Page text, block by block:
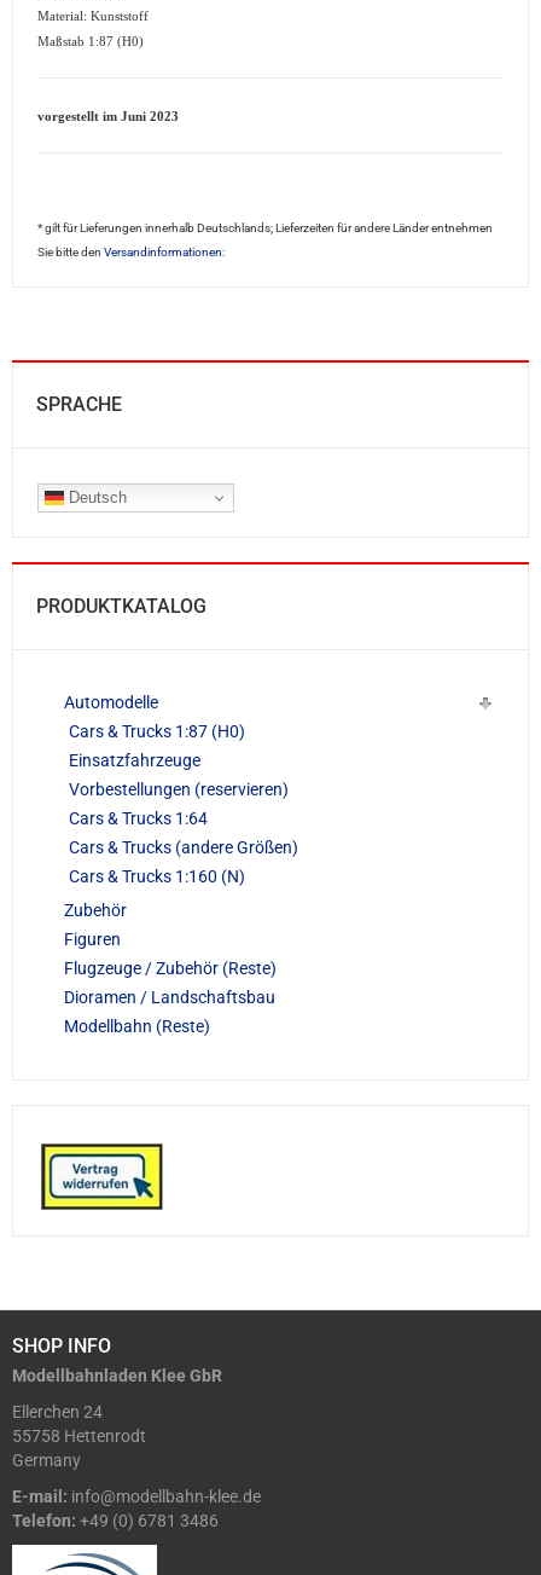
Material: Kunststoff
Maßstab 1:87 (H0)
vorgestellt im Juni 2023
* gilt für Lieferungen innerhalb Deutschlands; Lieferzeiten für andere Länder entnehmen
Sie bitte den Versandinformationen:
SPRACHE
Deutsch
PRODUKTKATALOG
Automodelle
Cars & Trucks 1:87 (H0)
Einsatzfahrzeuge
Vorbestellungen (reservieren)
Cars & Trucks 1:64
Cars & Trucks (andere Größen)
Cars & Trucks 1:160 (N)
Zubehör
Figuren
Flugzeuge / Zubehör (Reste)
Dioramen / Landschaftsbau
Modellbahn (Reste)
SHOP INFO
Modellbahnladen Klee GbR
Ellerchen 24
55758 Hettenrodt
Germany
E-mail: info@modellbahn-klee.de
Telefon: +49 (0) 6781 3486